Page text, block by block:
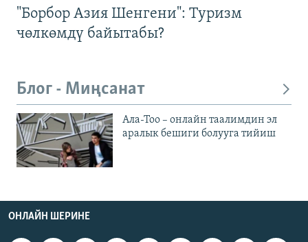
"Борбор Азия Шенгени": Туризм
чөлкөмдү байытабы?
Блог - Миңсанат
Ала-Тоо – онлайн таалимдин эл
аралык бешиги болууга тийиш
ОНЛАЙН ШЕРИНЕ